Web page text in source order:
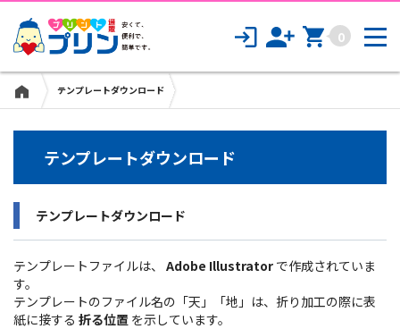
0
テンプレートダウンロード
テンプレートダウンロード
テンプレートダウンロード
テンプレートファイルは、 Adobe Illustrator で作成されていま
す。
テンプレートのファイル名の「天」「地」は、折り加工の際に表
紙に接する 折る位置 を示しています。